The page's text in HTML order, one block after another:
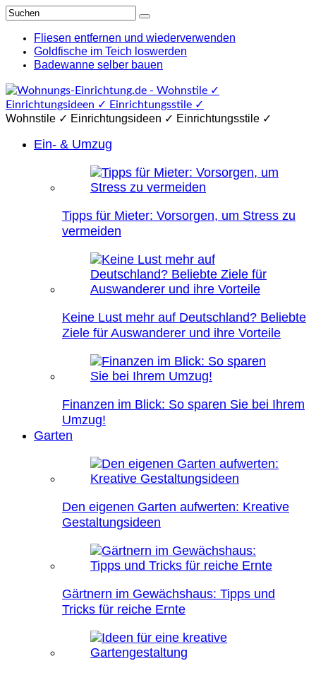
Fliesen entfernen und wiederverwenden
Goldfische im Teich loswerden
Badewanne selber bauen
Wohnstile ✓ Einrichtungsideen ✓ Einrichtungsstile ✓
Ein- & Umzug
Tipps für Mieter: Vorsorgen, um Stress zu
vermeiden
Keine Lust mehr auf Deutschland? Beliebte
Ziele für Auswanderer und ihre Vorteile
Finanzen im Blick: So sparen Sie bei Ihrem
Umzug!
Garten
Den eigenen Garten aufwerten: Kreative
Gestaltungsideen
Gärtnern im Gewächshaus: Tipps und
Tricks für reiche Ernte